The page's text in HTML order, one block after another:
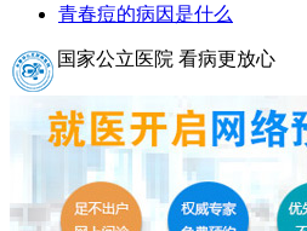
青春痘的病因是什么
国家公立医院 看病更放心